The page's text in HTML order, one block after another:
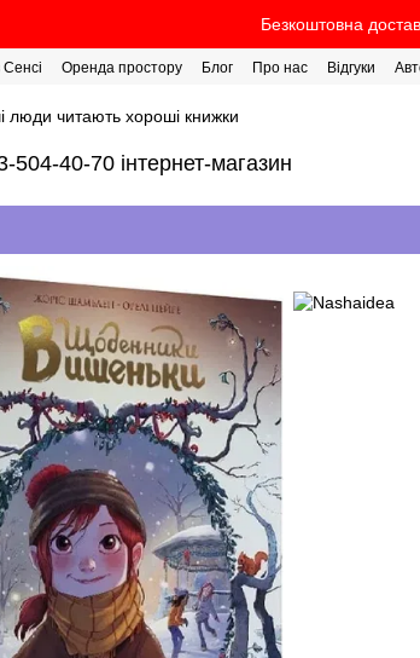
Безкоштовна
Оренда простору Блог Про нас Відгуки
люди читають хороші книжки
504-40-70 інтернет-магазин